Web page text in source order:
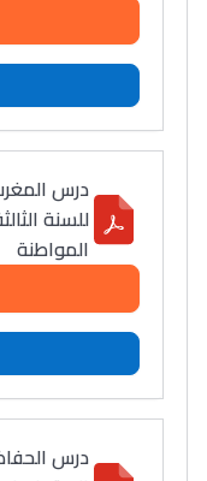
درس
للسنة
المواطنة
درس